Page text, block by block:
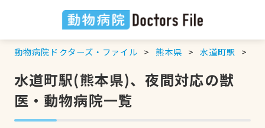
動物病院ドクターズ・ファイル 熊本県 水道町駅
水道町駅(熊本県)、夜間対応の獣
医・動物病院一覧